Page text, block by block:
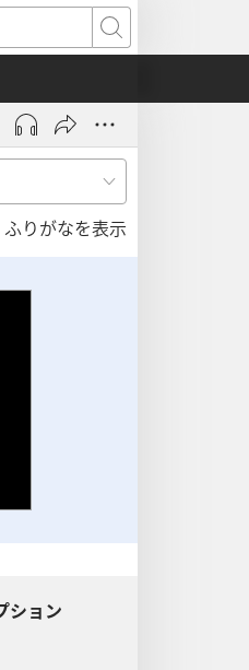
検
索
ふりがなを表示
ション